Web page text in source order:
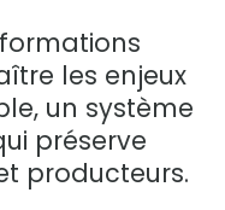
les enjeux
un système
préserve
producteurs.